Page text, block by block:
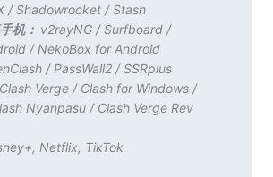
/Shadowrocket/Stash
机： v2rayNG/Surfboard/
/ NekoBox for Android
/ PassWall2/SSRplus
Clash Verge/ Clash for Windows/
Nyanpasu/ Clash Verge Rev
, Netflix, TikTok